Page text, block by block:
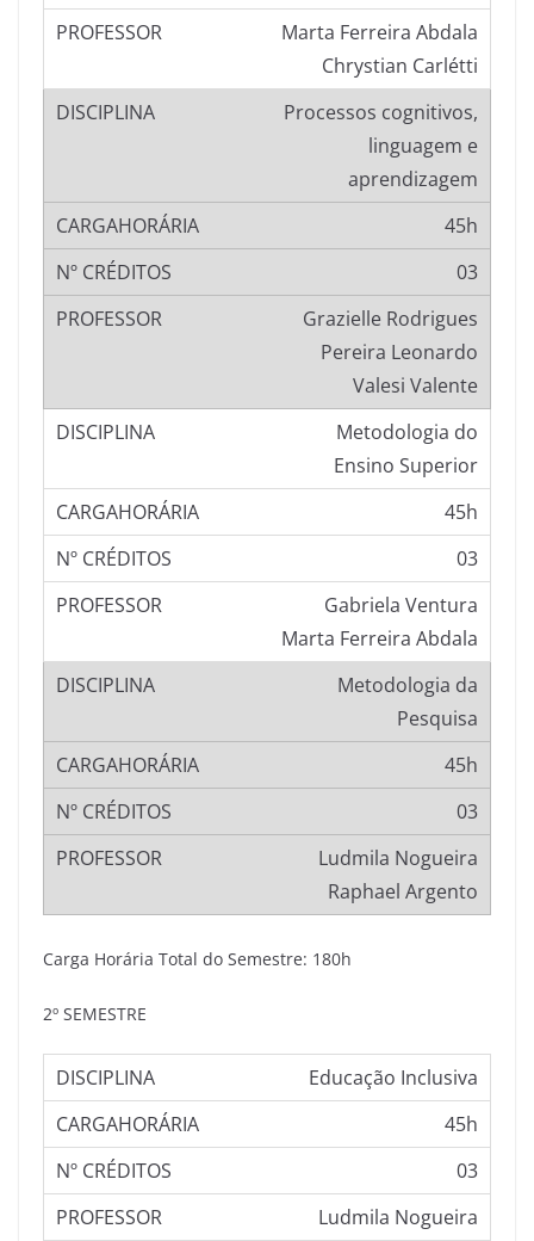
Marta Ferreira Abdala
Chrystian Carlétti
Processos cognitivos,
linguagem e
aprendizagem
45h
03
Grazielle Rodrigues
Pereira Leonardo
Valesi Valente
Metodologia do
Ensino Superior
45h
03
Gabriela Ventura
Marta Ferreira Abdala
Metodologia da
Pesquisa
45h
03
Ludmila Nogueira
Raphael Argento
Carga Horária Total do Semestre: 180h
2º SEMESTRE
Educação Inclusiva
45h
03
Ludmila Nogueira